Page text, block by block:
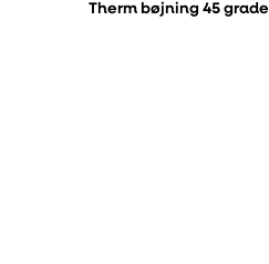
Therm bøjning 45